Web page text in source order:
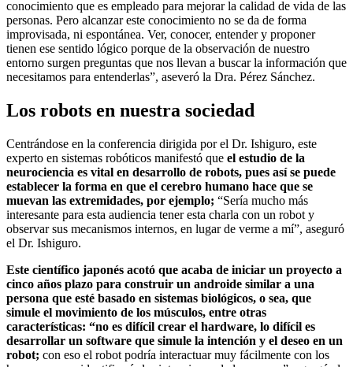
conocimiento que es empleado para mejorar la calidad de vida de las
personas. Pero alcanzar este conocimiento no se da de forma
improvisada, ni espontánea. Ver, conocer, entender y proponer
tienen ese sentido lógico porque de la observación de nuestro
entorno surgen preguntas que nos llevan a buscar la información que
necesitamos para entenderlas”, aseveró la Dra. Pérez Sánchez.
Los robots en nuestra sociedad
Centrándose en la conferencia dirigida por el Dr. Ishiguro, este
experto en sistemas robóticos manifestó que el estudio de la
neurociencia es vital en desarrollo de robots, pues así se puede
establecer la forma en que el cerebro humano hace que se
muevan las extremidades, por ejemplo; “Sería mucho más
interesante para esta audiencia tener esta charla con un robot y
observar sus mecanismos internos, en lugar de verme a mí”, aseguró
el Dr. Ishiguro.
Este científico japonés acotó que acaba de iniciar un proyecto a
cinco años plazo para construir un androide similar a una
persona que esté basado en sistemas biológicos, o sea, que
simule el movimiento de los músculos, entre otras
características: “no es difícil crear el hardware, lo difícil es
desarrollar un software que simule la intención y el deseo en un
robot; con eso el robot podría interactuar muy fácilmente con los